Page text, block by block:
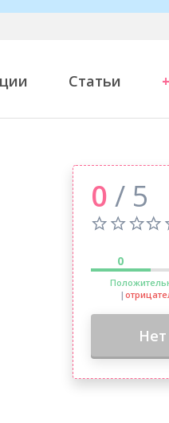
Статьи
0 / 5
0
|